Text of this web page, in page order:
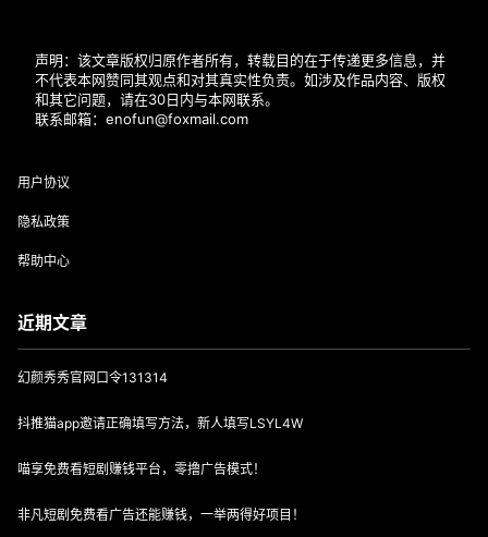
声明：该文章版权归原作者所有，转载目的在于传递更多信息，并
不代表本网赞同其观点和对其真实性负责。如涉及作品内容、版权
和其它问题，请在30日内与本网联系。
联系邮箱：enofun@foxmail.com
用户协议
隐私政策
帮助中心
近期文章
幻颜秀秀官网口令131314
抖推猫app邀请正确填写方法，新人填写LSYL4W
喵享免费看短剧赚钱平台，零撸广告模式！
非凡短剧免费看广告还能赚钱，一举两得好项目！